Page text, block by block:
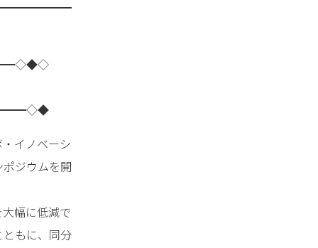
イノベーシ
ジウムを開
幅に低減で
もに、同分